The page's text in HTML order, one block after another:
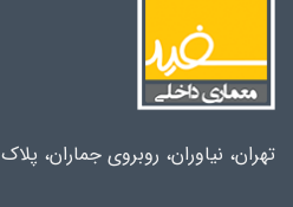
تهران، نیاوران، روبروی جماران، پلاک 180، واحد 14